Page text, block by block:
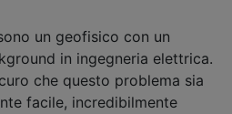
un geofisico con un
in ingegneria elettrica.
che questo problema sia
facile, incredibilmente